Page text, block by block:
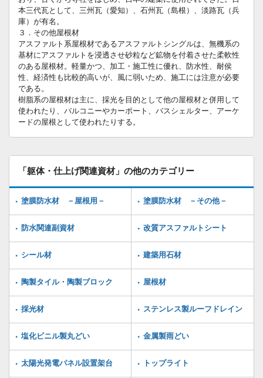
本三代瓦として、三州瓦（愛知）、石州瓦（島根）、淡路瓦（兵
庫）が有名。
３．その他屋根材
アスファルト系屋根材であるアスファルトシングルは、無機系の
基材にアスファルトを浸透させ砂粒など鉱物を付着させた柔軟性
のある屋根材。軽量かつ、加工・施工性に優れ、防水性、耐侯
性、経済性も比較的高いが、風に弱いため、施工には注意が必要
である。
樹脂系の屋根材は主に、採光を目的として他の屋根材と併用して
使われたり、バルコニーやカーポート、バスシェルター、アーケ
ードの屋根として使われたりする。
「躯体・仕上げ関連資材」の他のカテゴリー
塗膜防水材 －屋根用－ 塗膜防水材 －その他－
防水関連副資材 改質アスファルトシート
シール材 建築用石材
陶製タイル・陶製ブロック 屋根材
採光材 ステンレス製ルーフドレイン
塩化ビニル製丸どい 金属製雨どい
太陽光発電パネル設置架台 トップライト